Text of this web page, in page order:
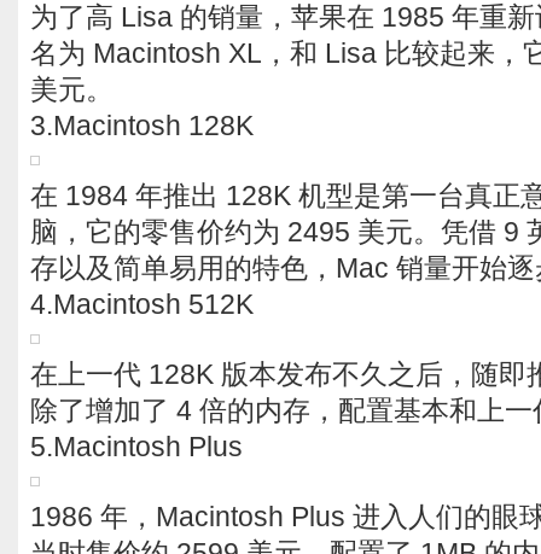
为了高 Lisa 的销量，苹果在 1985 年重
名为 Macintosh XL，和 Lisa 比较起来，
美元。
3.Macintosh 128K
在 1984 年推出 128K 机型是第一台真正
脑，它的零售价约为 2495 美元。凭借 9
存以及简单易用的特色，Mac 销量开始
4.Macintosh 512K
在上一代 128K 版本发布不久之后，随即
除了增加了 4 倍的内存，配置基本和上一
5.Macintosh Plus
1986 年，Macintosh Plus 进入人们的眼